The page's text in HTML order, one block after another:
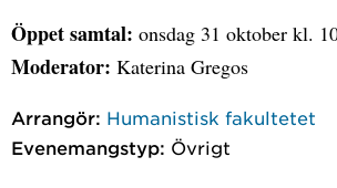
Öppet samtal: onsdag 31 oktober kl.
Moderator: Katerina Gregos
Arrangör: Humanistisk fakultetet
Evenemangstyp: Övrigt